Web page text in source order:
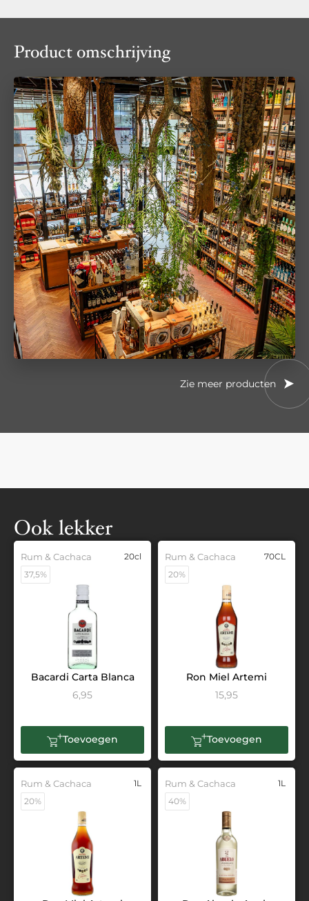
Product omschrijving
Zie meer producten
Ook lekker
Rum & Cachaca
20cl
37,5%
Bacardi Carta Blanca
6,95
Toevoegen
Rum & Cachaca
70CL
20%
Ron Miel Artemi
15,95
Toevoegen
Rum & Cachaca
1L
20%
Rum & Cachaca
1L
40%